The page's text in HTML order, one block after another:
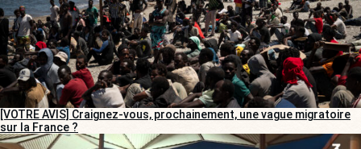
[VOTRE AVIS] Craignez-vous, prochainement, une vague migratoire
sur la France ?